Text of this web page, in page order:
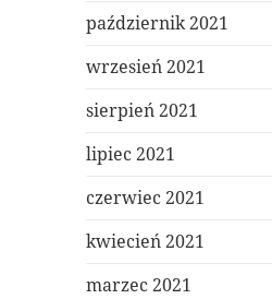
październik 2021
wrzesień 2021
sierpień 2021
lipiec 2021
czerwiec 2021
kwiecień 2021
marzec 2021